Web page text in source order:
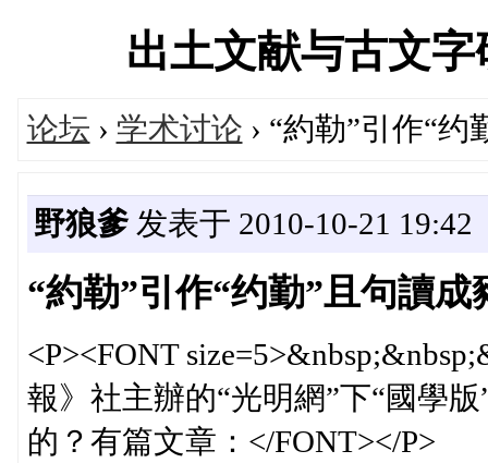
出土文献与古文
论坛 › 学术讨论 › “約勒”引作“
野狼爹发表于 2010-10-21 19:42
“約勒”引作“约勤”且句讀成
<P><FONT
報》社主辦的“光明網”下“國學
的？有篇文章：</FONT></P>